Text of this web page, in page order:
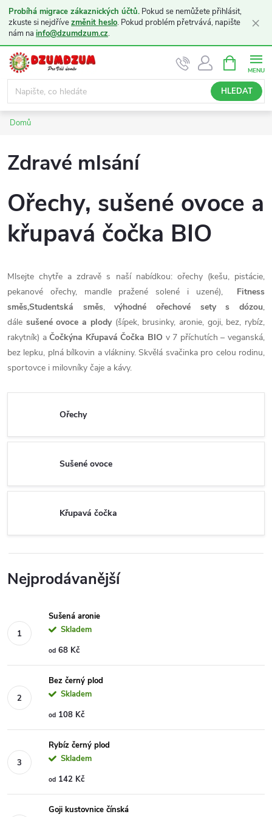
Probíhá migrace zákaznických účtů. Pokud se nemůžete přihlásit,
zkuste si nejdřívezměnit heslo. Pokud problém přetrvává, napište
nám na info@dzumdzum.cz.
×
Přejít
obsah
HLEDAT
NÁKUPNÍ
KOŠÍK
Domů
Zdravé mlsání
Ořechy, sušené ovoce a
křupavá čočka BIO
Mlsejte chytře a zdravě s naší nabídkou: ořechy (kešu, pistácie,
pekanové ořechy, mandle pražené solené i uzené), Fitness
směs,Studentská směs,výhodné ořechové sety s dózou,
dále sušené ovoce a plody(šípek, brusinky, aronie, goji, bez, rybíz,
rakytník) aČočkýna Křupavá Čočka BIO v 7 příchutích – veganská,
bez lepku, plná bílkovin a vlákniny. Skvělá svačinka pro celou rodinu,
sportovce i milovníky čaje a kávy.
Ořechy
Sušené ovoce
Křupavá čočka
Nejprodávanější
Sušená aronie
Skladem
od 68 Kč
Bez černý plod
Skladem
od 108 Kč
Rybíz černý plod
Skladem
od 142 Kč
Goji kustovnice čínská